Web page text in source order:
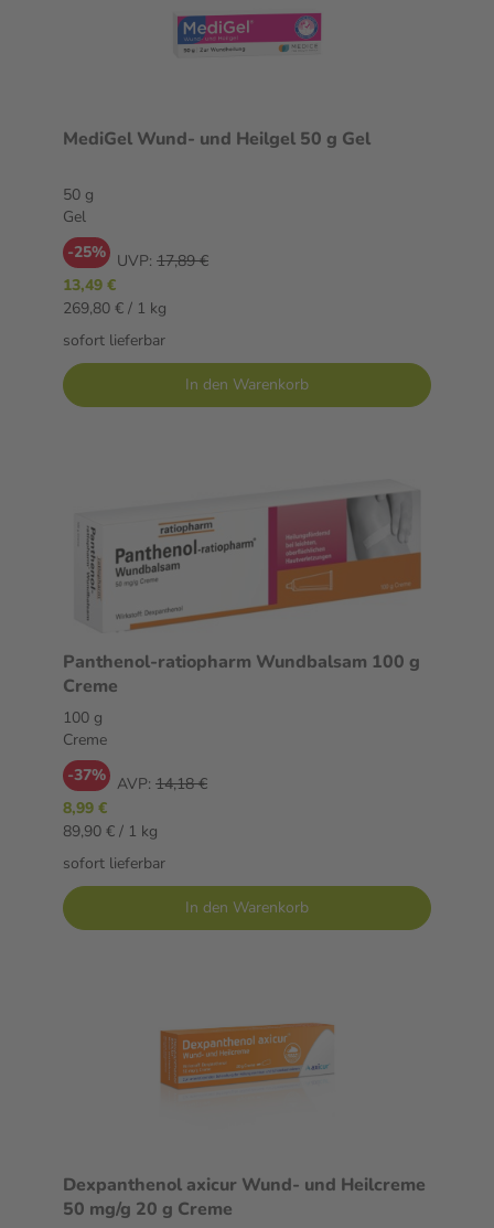
MediGel Wund- und Heilgel 50 g Gel
50 g
Gel
-25% UVP: 17,89 €
13,49 €
269,80 € / 1 kg
sofort lieferbar
In den Warenkorb
Panthenol-ratiopharm Wundbalsam 100 g
Creme
100 g
Creme
-37% AVP: 14,18 €
8,99 €
89,90 € / 1 kg
sofort lieferbar
In den Warenkorb
Dexpanthenol axicur Wund- und Heilcreme
50 mg/g 20 g Creme